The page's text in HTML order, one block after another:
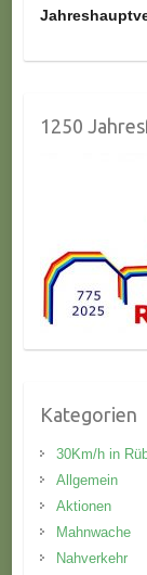
1250
Kategorien
30Km/h in
Allgemein
Aktionen
Mahnwache
Nahverkehr